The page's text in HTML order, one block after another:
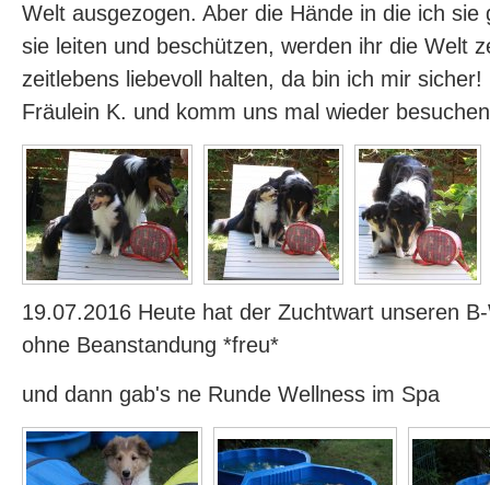
Welt ausgezogen. Aber die Hände in die ich sie
sie leiten und beschützen, werden ihr die Welt
zeitlebens liebevoll halten, da bin ich mir
Fräulein K. und komm uns mal wieder
19.07.2016 Heute hat der Zuchtwart unseren
ohne Beanstandung *freu*
und dann gab's ne Runde Wellness im Spa